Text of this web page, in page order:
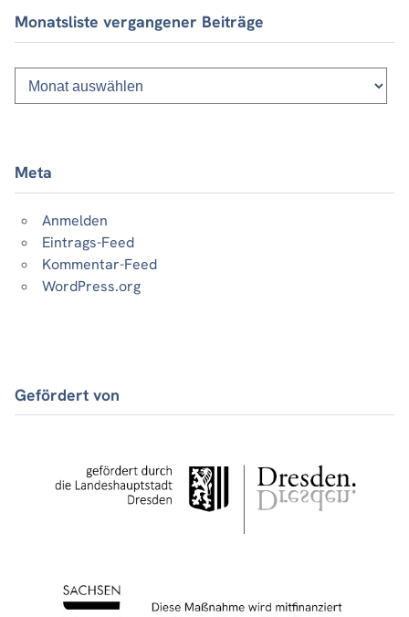
Monatsliste vergangener Beiträge
Monatsliste
vergangener
Beiträge
Meta
Anmelden
Eintrags-Feed
Kommentar-Feed
WordPress.org
Gefördert von